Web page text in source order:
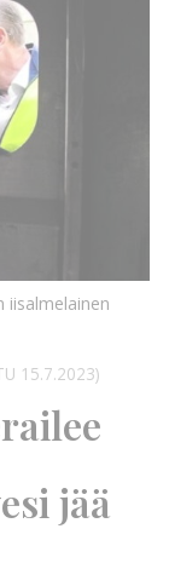
iisalmelainen
15.7.2023)
jää